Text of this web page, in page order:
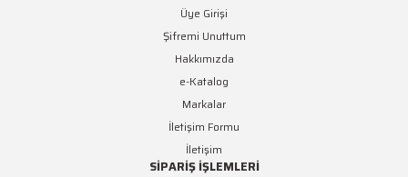
Üye Girişi
Şifremi Unuttum
Hakkımızda
e-Katalog
Markalar
İletişim Formu
İletişim
SİPARİŞ İŞLEMLERİ